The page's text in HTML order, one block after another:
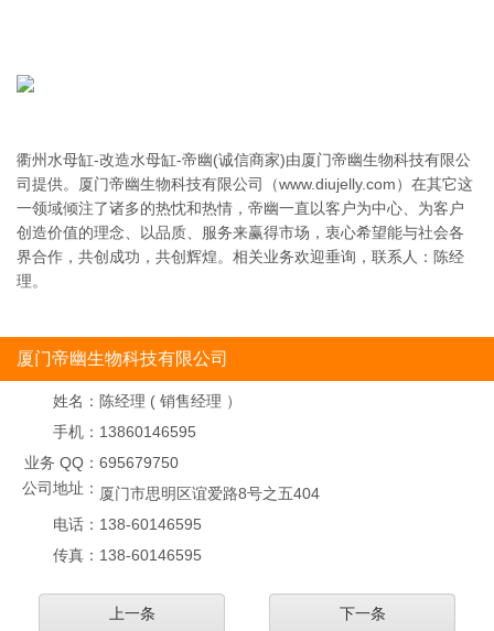
衢州水母缸-改造水母缸-帝幽(诚信商家)由厦门帝幽生物科技有限公
司提供。厦门帝幽生物科技有限公司（www.diujelly.com）在其它这
一领域倾注了诸多的热忱和热情，帝幽一直以客户为中心、为客户
创造价值的理念、以品质、服务来赢得市场，衷心希望能与社会各
界合作，共创成功，共创辉煌。相关业务欢迎垂询，联系人：陈经
理。
厦门帝幽生物科技有限公司
姓名： 陈经理 ( 销售经理 ）
手机： 13860146595
业务 QQ： 695679750
公司地址： 厦门市思明区谊爱路8号之五404
电话： 138-60146595
传真： 138-60146595
上一条 下一条